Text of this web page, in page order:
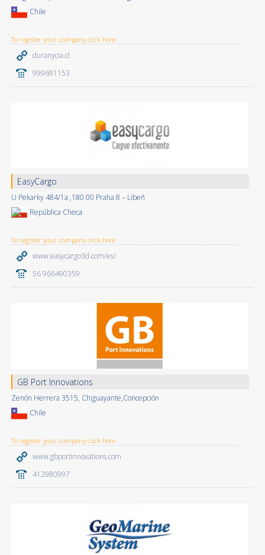
Chile
To register your company click here
duranycia.cl
999691153
EasyCargo
U Pekarky 484/1a ,180 00 Praha 8 – Libeň
República Checa
To register your company click here
www.easycargo3d.com/es/
56 966490359
GB Port Innovations
Zenón Herrera 3515, Chiguayante,Concepción
Chile
To register your company click here
www.gbportinnovations.com
412980997